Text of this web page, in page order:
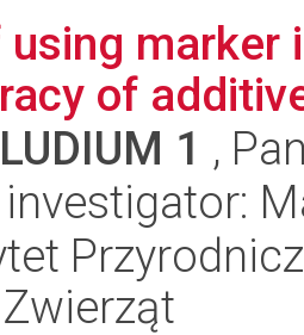
marker
of
1 ,